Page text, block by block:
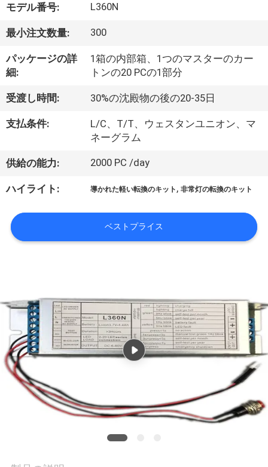
私
に
つ
い
工
旅
品
管
理
モデル番号: L360N
最小注文数量: 300
パッケージの詳
細:
1箱の内部箱、1つのマスターのカー
トンの20 PCの1部分
受渡し時間: 30%の沈殿物の後の20-35日
支払条件:
L/C、T/T、ウェスタンユニオン、マ
ネーグラム
供給の能力: 2000 PC /day
ハイライト: 導かれた軽い転換のキット ,非常灯の転換のキット
ベストプライス